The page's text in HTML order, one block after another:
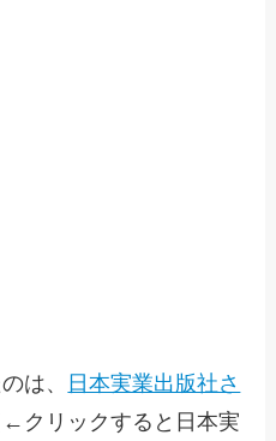
は、
日本実業出版社さ
←クリックすると日本実